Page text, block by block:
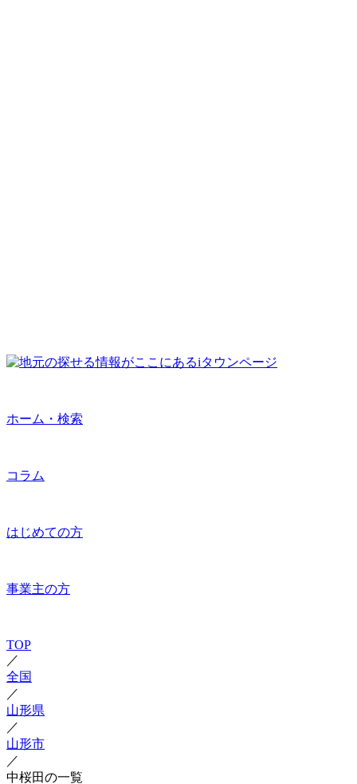
ホーム・検索
コラム
はじめての方
事業主の方
TOP
／
全国
／
山形県
／
山形市
／
中桜田の一覧